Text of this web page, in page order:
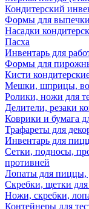
Кондитерский
Формы для
Насадки
Пасха
Инвентарь для
Формы для
Кисти
Мешки, шприцы,
Ролики, ножи для
Делители, резаки
Коврики и бумага
Трафареты для
Инвентарь для
Сетки, подносы,
противней
Лопаты для пиццы,
Скребки, щетки
Ножи, скребки,
Контейнеры для